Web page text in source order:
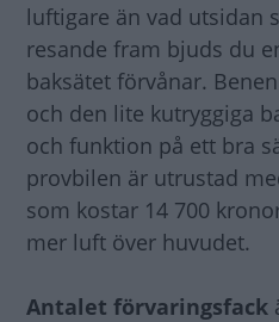
luftigare än vad utsidan
resande fram bjuds du
baksätet förvånar.
och den lite kutryggiga
och funktion på ett bra
provbilen är utrustad
som kostar 14 700
mer luft över huvudet.
Antalet förvaringsfack